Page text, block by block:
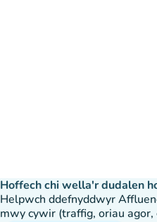
Hoffech chi wella'r dudalen
Helpwch ddefnyddwyr
mwy cywir (traffig, oriau